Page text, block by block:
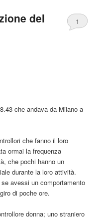
del
1
che andava da Milano a
che fanno il loro
ormai la frequenza
che pochi hanno un
durante la loro attività.
avessi un comportamento
di poche ore.
donna; uno straniero